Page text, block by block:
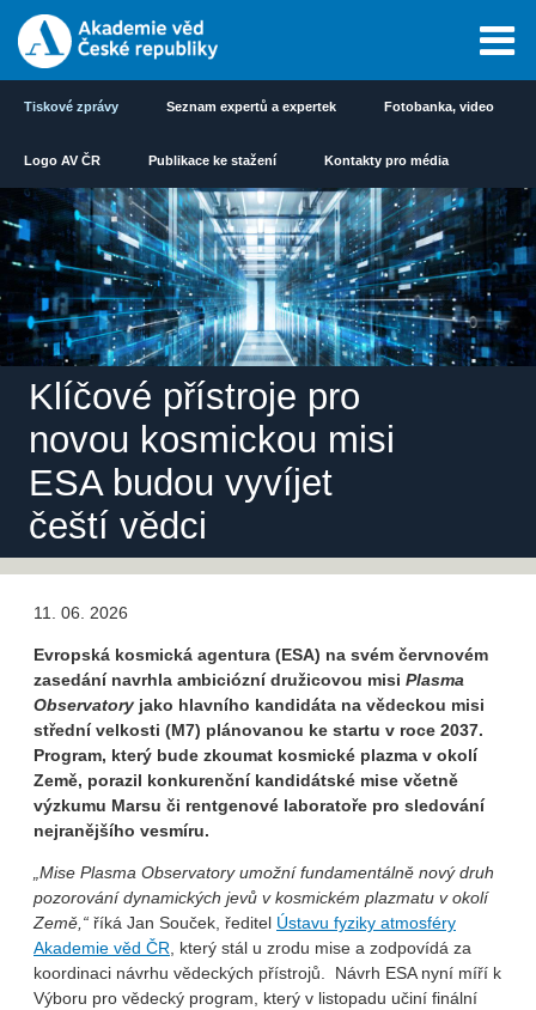
Tiskové zprávy Seznam expertů a expertek Fotobanka, video
Logo AV ČR Publikace ke stažení Kontakty pro média
Klíčové přístroje pro
novou kosmickou misi
ESA budou vyvíjet
čeští vědci
11. 06. 2026
Evropská kosmická agentura (ESA) na svém červnovém
zasedání navrhla ambiciózní družicovou misi Plasma
Observatory jako hlavního kandidáta na vědeckou misi
střední velkosti (M7) plánovanou ke startu v roce 2037.
Program, který bude zkoumat kosmické plazma v okolí
Země, porazil konkurenční kandidátské mise včetně
výzkumu Marsu či rentgenové laboratoře pro sledování
nejranějšího vesmíru.
„Mise Plasma Observatory umožní fundamentálně nový druh
pozorování dynamických jevů v kosmickém plazmatu v okolí
Země,“ říká Jan Souček, ředitel Ústavu fyziky atmosféry
Akademie věd ČR, který stál u zrodu mise a zodpovídá za
koordinaci návrhu vědeckých přístrojů. Návrh ESA nyní míří k
Výboru pro vědecký program, který v listopadu učiní finální